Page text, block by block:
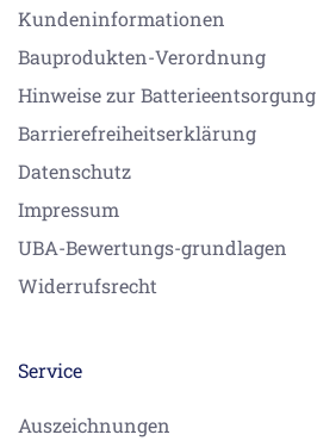
Kundeninformationen
Bauprodukten-Verordnung
Hinweise zur Batterieentsorgung
Barrierefreiheitserklärung
Datenschutz
Impressum
UBA-Bewertungs-grundlagen
Widerrufsrecht
Service
Auszeichnungen